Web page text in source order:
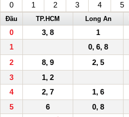
0 1 2 3 4 5
Đầu TP.HCM Long An
0 3, 8 1
1
0, 6, 8
2
8, 9 2, 5
3 1, 2
4
2, 7 1, 6
5
6 0, 8